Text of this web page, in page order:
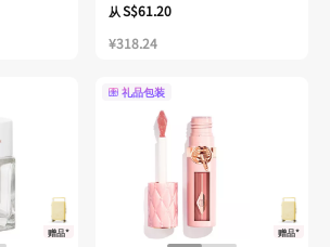
从S$61.20
¥318.24
赠品*
礼品包装
赠品*